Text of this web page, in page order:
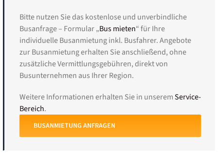
Bitte nutzen Sie das kostenlose und unverbindliche
Busanfrage – Formular „Bus mieten“ für Ihre
individuelle Busanmietung inkl. Busfahrer. Angebote
zur Busanmietung erhalten Sie anschließend, ohne
zusätzliche Vermittlungsgebühren, direkt von
Busunternehmen aus Ihrer Region.
Weitere Informationen erhalten Sie in unseremService-
Bereich.
BUSANMIETUNG ANFRAGEN